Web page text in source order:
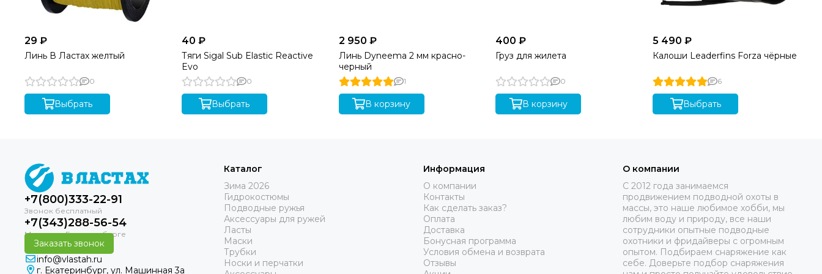
29 ₽
Линь В Ластах желтый
0
Выбрать
40 ₽
Тяги Sigal Sub Elastic Reactive
Evo
0
Выбрать
2 950 ₽
Линь Dyneema 2 мм красно-
черный
1
В корзину
400 ₽
Груз для жилета
0
В корзину
5 490 ₽
Калоши Leaderfins Forza чёрные
6
Выбрать
+7(800)333-22-91
+7(343)288-56-54
Заказать звонок
info@vlastah.ru
г. Екатеринбург, ул. Машинная 3а
Каталог
Зима 2026
Гидрокостюмы
Подводные ружья
Аксессуары для ружей
Ласты
Маски
Трубки
Носки и перчатки
Информация
О компании
Контакты
Как сделать заказ?
Оплата
Доставка
Бонусная программа
Условия обмена и возврата
Отзывы
О компании
C 2012 года занимаемся
продвижением подводной охоты в
массы, это наше любимое хобби, мы
любим воду и природу, все наши
сотрудники опытные подводные
охотники и фридайверы с огромным
опытом. Подбираем снаряжение как
себе. Доверьте подбор снаряжения